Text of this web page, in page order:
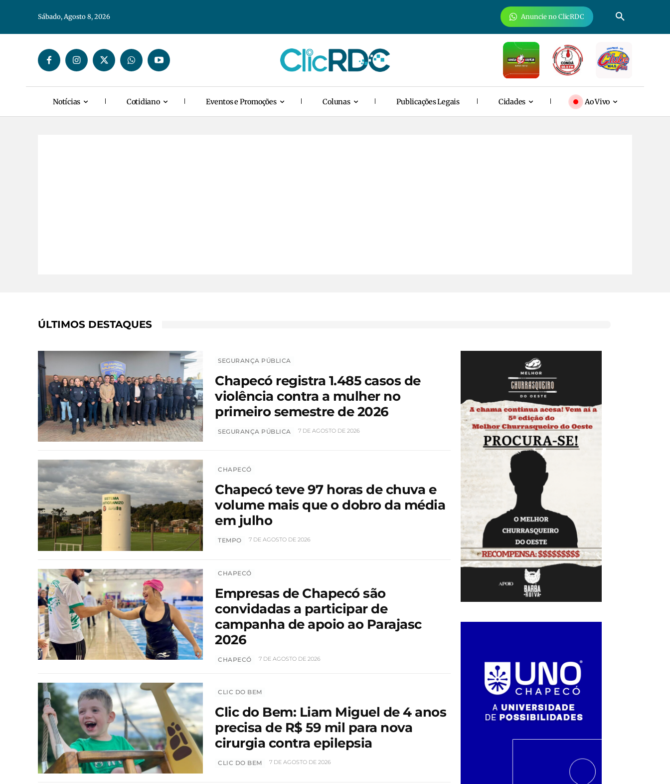
Sábado, Agosto 8, 2026 Anuncie no ClicRDC
Notícias Cotidiano Eventos e Promoções Colunas Publicações Legais Cidades Ao Vivo
ÚLTIMOS DESTAQUES
SEGURANÇA PÚBLICA
Chapecó registra 1.485 casos de
violência contra a mulher no
primeiro semestre de 2026
SEGURANÇA PÚBLICA 7 DE AGOSTO DE 2026
CHAPECÓ
Chapecó teve 97 horas de chuva e
volume mais que o dobro da média
em julho
TEMPO 7 DE AGOSTO DE 2026
CHAPECÓ
Empresas de Chapecó são
convidadas a participar de
campanha de apoio ao Parajasc
2026
CHAPECÓ 7 DE AGOSTO DE 2026
CLIC DO BEM
Clic do Bem: Liam Miguel de 4 anos
precisa de R$ 59 mil para nova
cirurgia contra epilepsia
CLIC DO BEM 7 DE AGOSTO DE 2026